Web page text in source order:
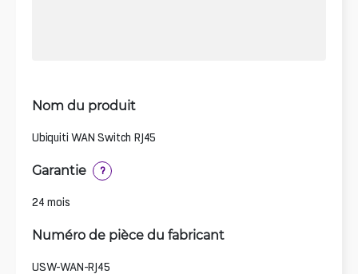
Nom du produit
Ubiquiti WAN Switch RJ45
Garantie ?
24 mois
Numéro de pièce du fabricant
USW-WAN-RJ45